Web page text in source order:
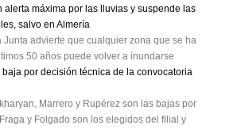
alerta máxima por las lluvias y suspende las
salvo en Almería
Junta advierte que cualquier zona que se ha
50 años puede volver a inundarse
baja por decisión técnica de la convocatoria
Marrero y Rupérez son las bajas por
y Folgado son los elegidos del filial y